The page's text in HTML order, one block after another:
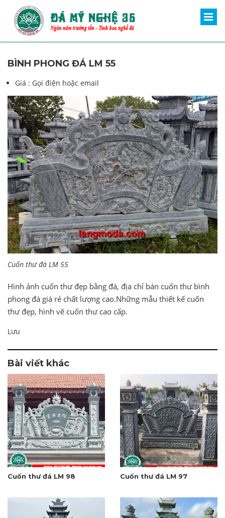
BÌNH PHONG ĐÁ LM 55
Giá : Gọi điện hoặc email
Cuốn thư đá LM 55
Hình ảnh cuốn thư đẹp bằng đá, địa chỉ bán cuốn thư bình
phong đá giá rẻ chất lượng cao.Những mẫu thiết kế cuốn
thư đẹp, hình vẽ cuốn thư cao cấp.
Lưu
Bài viết khác
Cuốn thư đá LM 98 Cuốn thư đá LM 97